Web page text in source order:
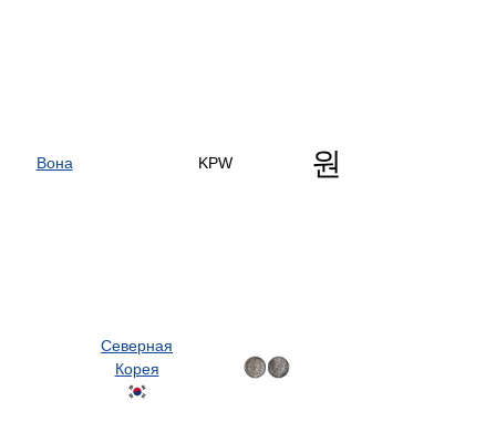
Вона
Северная
Корея
KPW 원